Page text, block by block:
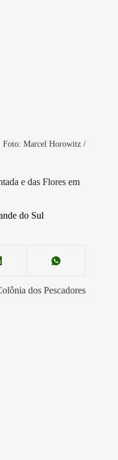
Foto: Marcel Horowitz /
e das Flores em
do Sul
dos Pescadores